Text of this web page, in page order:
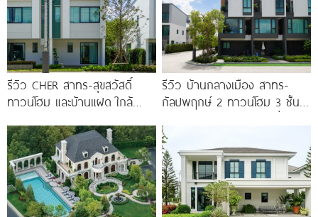
รีวิว CHER สาทร-สุขสวัสดิ์
ทาวน์โฮม และบ้านแฝด ใกล้
ใต้ สถานีแยกประชาอุทิศ เริ่ม
3.59
รีวิว บ้านกลางเมือง สาทร-
กัลปพฤกษ์ 2 ทาวน์โฮม 3 ชั้น
สาทร เพียง